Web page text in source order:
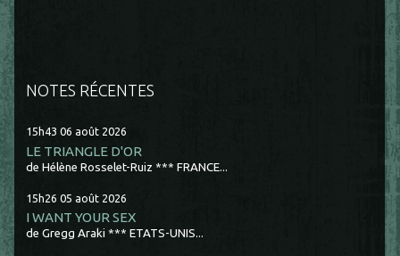
NOTES RÉCENTES
15h43 06 août 2026
LE TRIANGLE D'OR
de Hélène Rosselet-Ruiz *** FRANCE...
15h26 05 août 2026
I WANT YOUR SEX
de Gregg Araki *** ETATS-UNIS...